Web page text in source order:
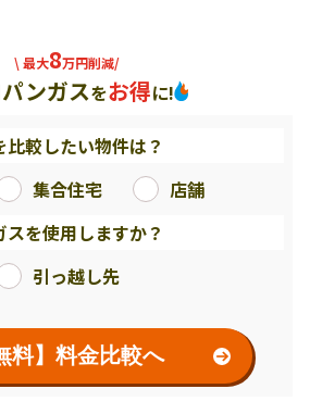
\ 最大8万円削減/
ンガスをお得に!
比較したい物件は？
集合住宅
店舗
スを使用しますか？
引っ越し先
料】料金比較へ